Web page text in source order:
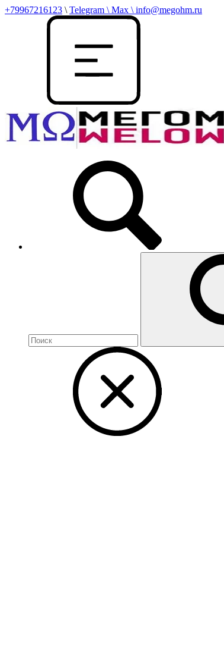
+79967216123 \ Telegram \ Max \ info@megohm.ru